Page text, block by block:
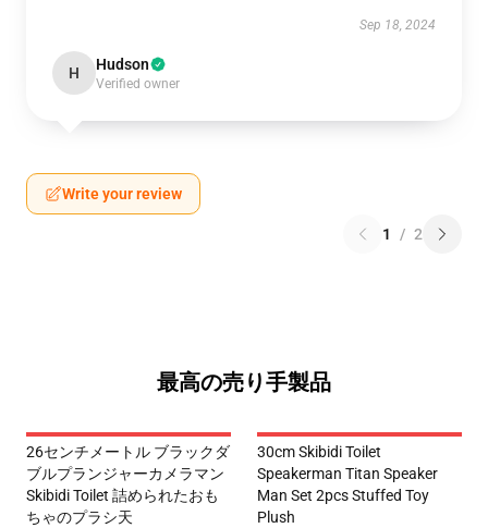
Sep 18, 2024
H Hudson
Verified owner
Write your review
1 / 2
最高の売り手製品
26センチメートル ブラックダ
ブルプランジャーカメラマン
Skibidi Toilet 詰められたおも
ちゃのプラシ天
30cm Skibidi Toilet
Speakerman Titan Speaker
Man Set 2pcs Stuffed Toy
Plush